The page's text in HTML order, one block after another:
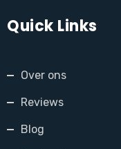
Quick Links
Over ons
Reviews
Blog